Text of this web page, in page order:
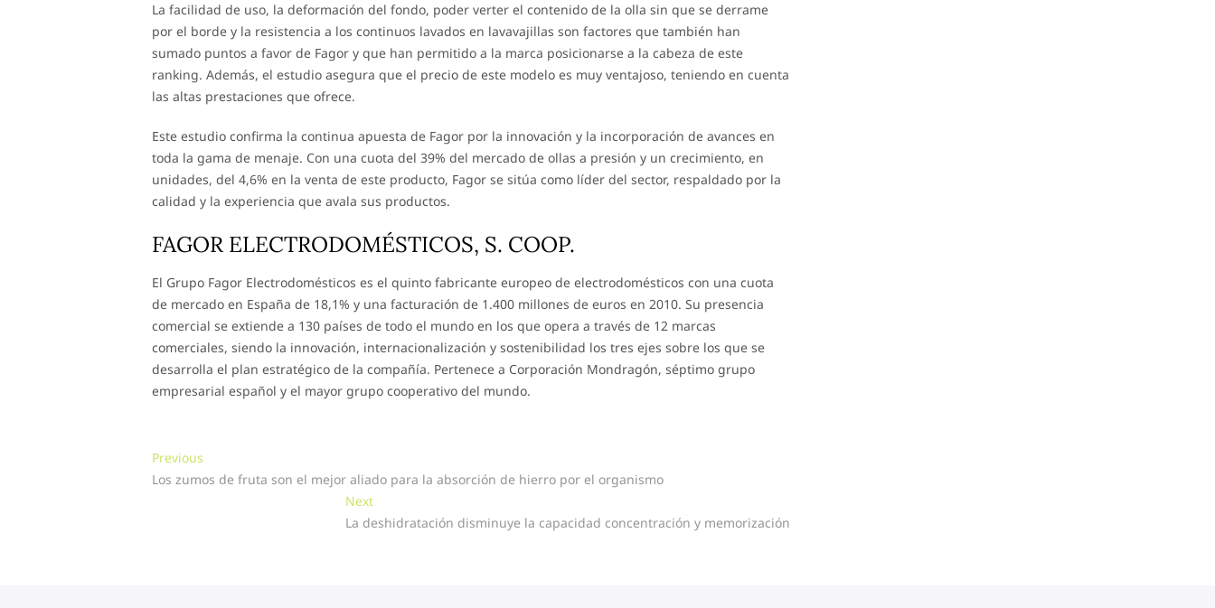
La facilidad de uso, la deformación del fondo, poder verter el contenido de la olla sin que se derrame
por el borde y la resistencia a los continuos lavados en lavavajillas son factores que también han
sumado puntos a favor de Fagor y que han permitido a la marca posicionarse a la cabeza de este
ranking. Además, el estudio asegura que el precio de este modelo es muy ventajoso, teniendo en cuenta
las altas prestaciones que ofrece.
Este estudio confirma la continua apuesta de Fagor por la innovación y la incorporación de avances en
toda la gama de menaje. Con una cuota del 39% del mercado de ollas a presión y un crecimiento, en
unidades, del 4,6% en la venta de este producto, Fagor se sitúa como líder del sector, respaldado por la
calidad y la experiencia que avala sus productos.
FAGOR ELECTRODOMÉSTICOS, S. COOP.
El Grupo Fagor Electrodomésticos es el quinto fabricante europeo de electrodomésticos con una cuota
de mercado en España de 18,1% y una facturación de 1.400 millones de euros en 2010. Su presencia
comercial se extiende a 130 países de todo el mundo en los que opera a través de 12 marcas
comerciales, siendo la innovación, internacionalización y sostenibilidad los tres ejes sobre los que se
desarrolla el plan estratégico de la compañía. Pertenece a Corporación Mondragón, séptimo grupo
empresarial español y el mayor grupo cooperativo del mundo.
Navegación
de
Previous
post:
Los zumos de fruta son el mejor aliado para la absorción de hierro por el organismo
NextNext
post:
La deshidratación disminuye la capacidad concentración y memorización